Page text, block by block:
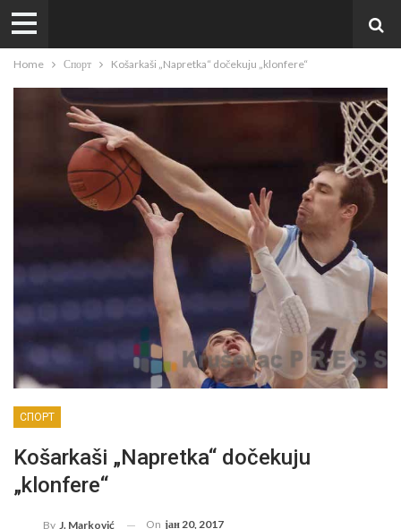
Home Спорт Košarkaši „Napretka“ dočekuju „klonfere“
СПОРТ
Košarkaši „Napretka“ dočekuju
„klonfere“
By J. Marković On јан 20, 2017